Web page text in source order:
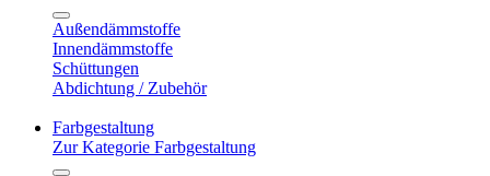
Außendämmstoffe
Innendämmstoffe
Schüttungen
Abdichtung / Zubehör
Farbgestaltung
Zur Kategorie Farbgestaltung